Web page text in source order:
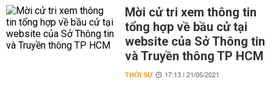
Mời cử tri xem thông tin
tổng hợp về bầu cử tại
website của Sở Thông tin
và Truyền thông TP HCM
THỜI SỰ 17:13 | 21/05/2021